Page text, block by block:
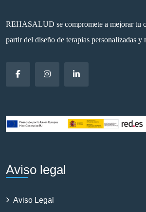
REHASALUD se compromete a mejorar tu
partir del diseño de terapias personalizadas y
Aviso legal
Aviso Legal